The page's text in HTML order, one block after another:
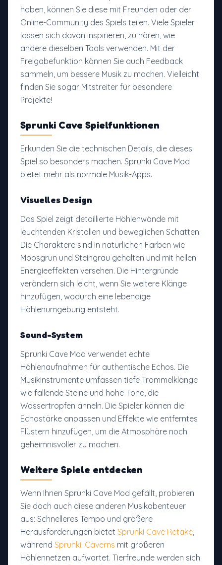
haben, können Sie diese mit Freunden oder der
Online-Community des Spiels teilen. Viele Spieler
lassen sich davon inspirieren, zu hören, wie
andere dieselben Tools verwenden. Mit der
Freigabefunktion können Sie auch Feedback
sammeln, um bessere Musik zu machen. Vielleicht
finden Sie sogar Mitstreiter für besondere
Projekte!
Sprunki Cave Spielfunktionen
Erkunden Sie die technischen Details, die dieses
Spiel so besonders machen. Sprunki Cave Mod
bietet mehr als normale Musik-Apps.
Visuelles Design
Das Spiel zeigt detaillierte Höhlenwände mit
leuchtenden Kristallen und beweglichen Schatten.
Die Charaktere sind in natürlichen Farben wie
Moosgrün und Steingrau gehalten und mit hellen
Energieeffekten versehen. Die Hintergründe
verändern sich leicht, wenn Sie weitere Klänge
hinzufügen, wodurch eine lebendige
Höhlenumgebung entsteht.
Sound-System
Sprunki Cave Mod verwendet echte
Höhlenaufnahmen für authentische Echos. Die
Musikinstrumente umfassen tiefe Trommelklänge
wie fallende Steine und hohe Töne, die
Wassertropfen ähneln. Die Spieler können die
Echostärke anpassen und Effekte wie entferntes
Flüstern hinzufügen, um die Atmosphäre noch
geheimnisvoller zu machen.
Weitere Spiele entdecken
Wenn Ihnen Sprunki Cave Mod gefällt, probieren
Sie doch auch diese anderen Musikabenteuer
aus: Schnelleres Tempo und größere
Herausforderungen bietet Sprunki Cave Retake,
während Sprunki: Caverns mit größeren
Höhlennetzen aufwartet. Tierfreunde werden sich